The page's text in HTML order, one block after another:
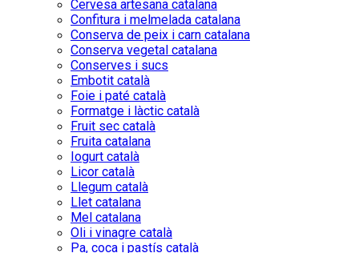
Cervesa artesana catalana
Confitura i melmelada catalana
Conserva de peix i carn catalana
Conserva vegetal catalana
Conserves i sucs
Embotit català
Foie i paté català
Formatge i làctic català
Fruit sec català
Fruita catalana
Iogurt català
Licor català
Llegum català
Llet catalana
Mel catalana
Oli i vinagre català
Pa, coca i pastís català